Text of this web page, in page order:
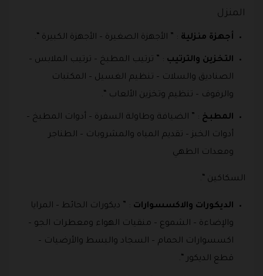
المنزل
أجهزة منزلية : ” الأجهزة الصغيرة – الأجهزة الكبيرة “.
التخزين والترتيب : ” ترتيب المطبخ – ترتيب الملابس –
الصناديق والسلات – تنظيم الغسيل – المكتبات
والرفوف – تنظيم وتخزين الألعاب “.
المطبخ : ” الضيافة وطاولة السفرة – أدوات المطبخ –
أدوات الخبز – تقديم المياه والمشروبات – الطناجر
ومعدات الطهي
السكاكين “.
الديكورات والاكسسوارات : ” ديكورات الحائط – المرايا
والإضاءة – الشموع – منقيات الهواء ومعطرات الجو –
اكسسوارات الحمام – السجاد والبسط والأرضيات –
قطع الديكور “.